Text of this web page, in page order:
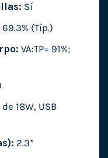
Sí
69.3% (Típ.)
VA:TP= 91%;
18W, USB
2.3*